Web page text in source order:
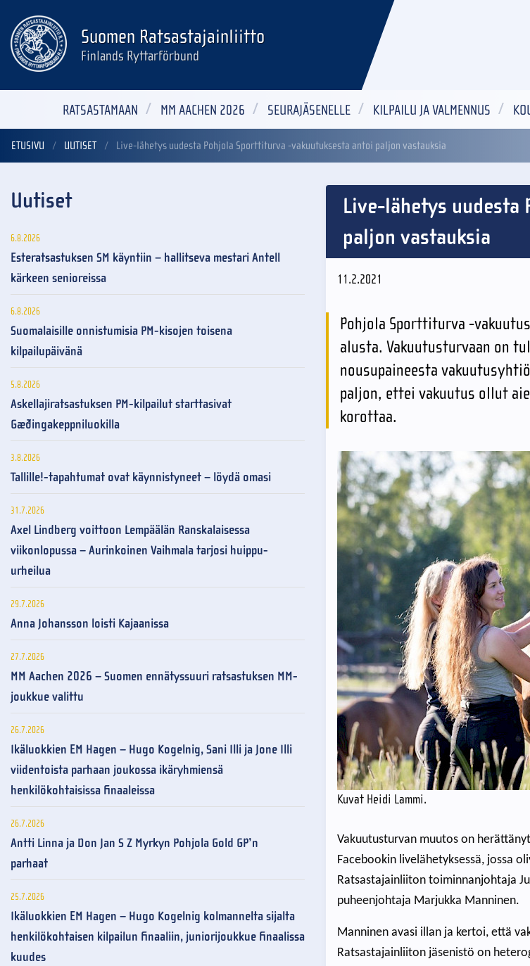
Suomen Ratsastajainliitto
Finlands Ryttarförbund
RATSASTAMAAN MM AACHEN 2026 SEURAJÄSENELLE KILPAILU JA VALMENNUS
ETUSIVU UUTISET Live-lähetys uudesta Pohjola Sporttiturva -vakuutuksesta antoi paljon vastauksia
Live-lähetys
paljon vastauksia
11.2.2021
Pohjola Sporttiturva -
alusta. Vakuutusturvaan on
nousupaineesta
paljon, ettei vakuutus ollut
korottaa.
Kuvat Heidi Lammi.
Vakuutusturvan muutos on
Facebookin livelähetyksessä, jossa
Ratsastajainliiton toiminnanjohtaja
puheenjohtaja Marjukka Manninen.
Manninen avasi illan ja kertoi, että
Ratsastajainliiton jäsenistö on
Uutiset
6.8.2026
Esteratsastuksen SM käyntiin – hallitseva mestari Antell
kärkeen senioreissa
6.8.2026
Suomalaisille onnistumisia PM-kisojen toisena
kilpailupäivänä
5.8.2026
Askellajiratsastuksen PM-kilpailut starttasivat
Gæðingakeppniluokilla
3.8.2026
Tallille!-tapahtumat ovat käynnistyneet – löydä omasi
31.7.2026
Axel Lindberg voittoon Lempäälän Ranskalaisessa
viikonlopussa – Aurinkoinen Vaihmala tarjosi huippu-
urheilua
29.7.2026
Anna Johansson loisti Kajaanissa
27.7.2026
MM Aachen 2026 – Suomen ennätyssuuri ratsastuksen MM-
joukkue valittu
26.7.2026
Ikäluokkien EM Hagen – Hugo Kogelnig, Sani Illi ja Jone Illi
viidentoista parhaan joukossa ikäryhmiensä
henkilökohtaisissa finaaleissa
26.7.2026
Antti Linna ja Don Jan S Z Myrkyn Pohjola Gold GP’n
parhaat
25.7.2026
Ikäluokkien EM Hagen – Hugo Kogelnig kolmannelta sijalta
henkilökohtaisen kilpailun finaaliin, juniorijoukkue finaalissa
kuudes